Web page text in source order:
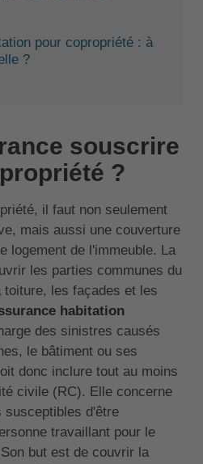
pour copropriété : à
?
souscrire
?
il faut non seulement
mais aussi une couverture
logement de l'immeuble. La
les parties communes du
toiture, les façades et les
habitation
des sinistres causés
le bâtiment ou ses
donc inclure tout au moins
civile (RC). Elle concerne
susceptibles d'être
travaillant pour le
but est de couvrir la